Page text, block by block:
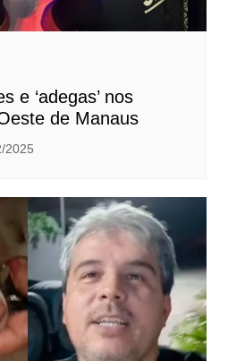
e ‘adegas’ nos
de Manaus
2025